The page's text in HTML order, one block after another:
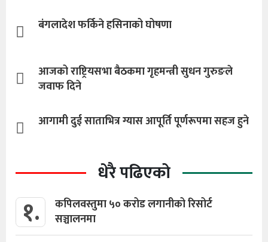
बंगलादेश फर्किने हसिनाको घोषणा
आजको राष्ट्रियसभा बैठकमा गृहमन्त्री सुधन गुरुङले
जवाफ दिने
आगामी दुई साताभित्र ग्यास आपूर्ति पूर्णरूपमा सहज हुने
धेरै पढिएको
१.
कपिलवस्तुमा ५० करोड लगानीको रिसोर्ट
सञ्चालनमा